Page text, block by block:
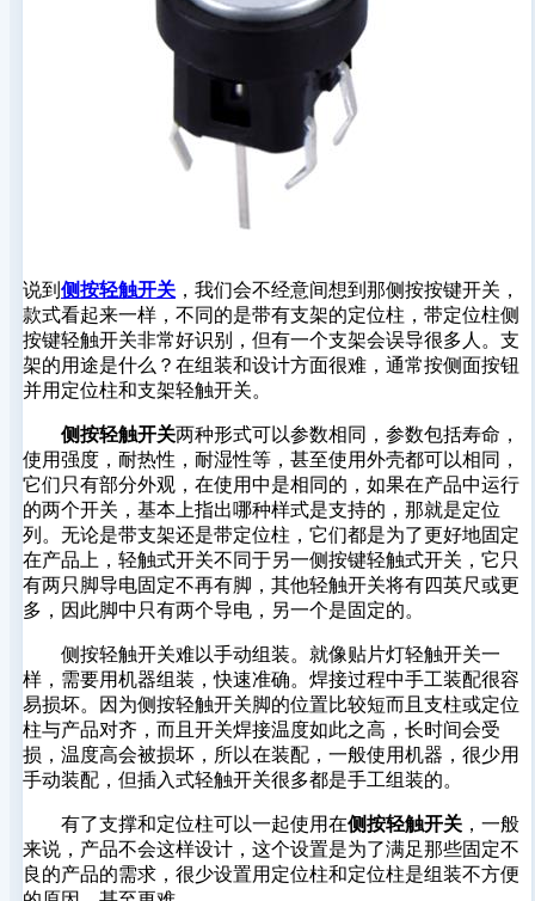
说到 侧按轻触开关 ，我们会不经意间想到那侧按按键开关，
款式看起来一样，不同的是带有支架的定位柱，带定位柱侧
按键轻触开关非常好识别，但有一个支架会误导很多人。支
架的用途是什么？在组装和设计方面很难，通常按侧面按钮
并用定位柱和支架轻触开关。
侧按轻触开关两种形式可以参数相同，参数包括寿命，
使用强度，耐热性，耐湿性等，甚至使用外壳都可以相同，
它们只有部分外观，在使用中是相同的，如果在产品中运行
的两个开关，基本上指出哪种样式是支持的，那就是定位
列。无论是带支架还是带定位柱，它们都是为了更好地固定
在产品上，轻触式开关不同于另一侧按键轻触式开关，它只
有两只脚导电固定不再有脚，其他轻触开关将有四英尺或更
多，因此脚中只有两个导电，另一个是固定的。
侧按轻触开关难以手动组装。就像贴片灯轻触开关一
样，需要用机器组装，快速准确。焊接过程中手工装配很容
易损坏。因为侧按轻触开关脚的位置比较短而且支柱或定位
柱与产品对齐，而且开关焊接温度如此之高，长时间会受
损，温度高会被损坏，所以在装配，一般使用机器，很少用
手动装配，但插入式轻触开关很多都是手工组装的。
有了支撑和定位柱可以一起使用在侧按轻触开关 ，一般
来说，产品不会这样设计，这个设置是为了满足那些固定不
良的产品的需求，很少设置用定位柱和定位柱是组装不方便